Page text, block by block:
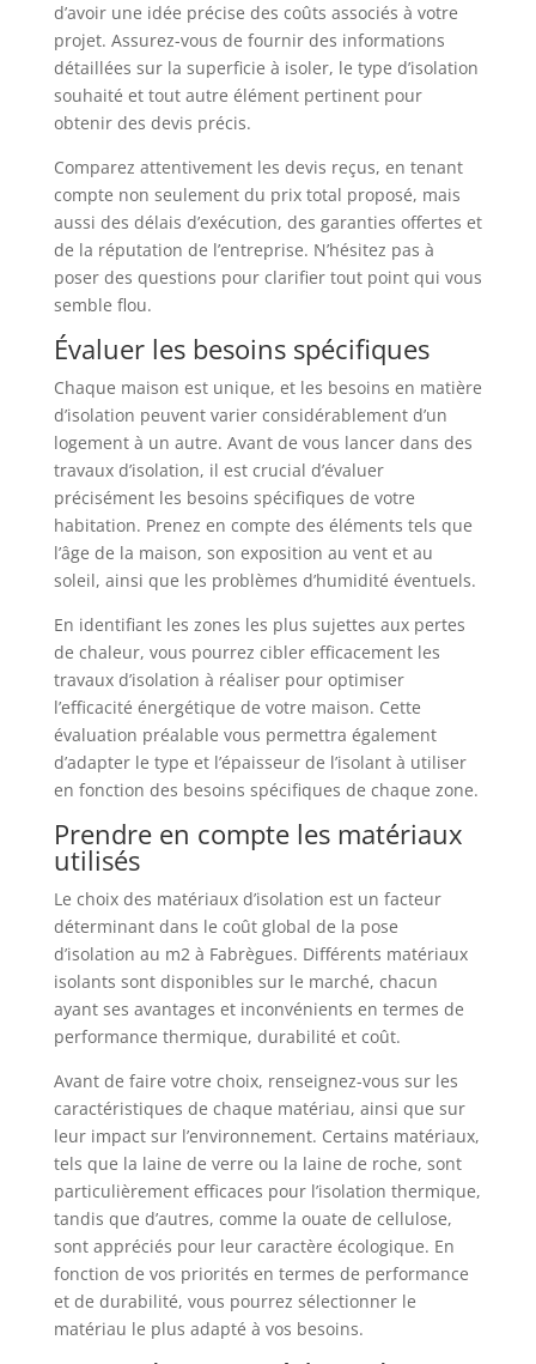
d’avoir une idée précise des coûts associés à votre
projet. Assurez-vous de fournir des informations
détaillées sur la superficie à isoler, le type d’isolation
souhaité et tout autre élément pertinent pour
obtenir des devis précis.
Comparez attentivement les devis reçus, en tenant
compte non seulement du prix total proposé, mais
aussi des délais d’exécution, des garanties offertes et
de la réputation de l’entreprise. N’hésitez pas à
poser des questions pour clarifier tout point qui vous
semble flou.
Évaluer les besoins spécifiques
Chaque maison est unique, et les besoins en matière
d’isolation peuvent varier considérablement d’un
logement à un autre. Avant de vous lancer dans des
travaux d’isolation, il est crucial d’évaluer
précisément les besoins spécifiques de votre
habitation. Prenez en compte des éléments tels que
l’âge de la maison, son exposition au vent et au
soleil, ainsi que les problèmes d’humidité éventuels.
En identifiant les zones les plus sujettes aux pertes
de chaleur, vous pourrez cibler efficacement les
travaux d’isolation à réaliser pour optimiser
l’efficacité énergétique de votre maison. Cette
évaluation préalable vous permettra également
d’adapter le type et l’épaisseur de l’isolant à utiliser
en fonction des besoins spécifiques de chaque zone.
Prendre en compte les matériaux
utilisés
Le choix des matériaux d’isolation est un facteur
déterminant dans le coût global de la pose
d’isolation au m2 à Fabrègues. Différents matériaux
isolants sont disponibles sur le marché, chacun
ayant ses avantages et inconvénients en termes de
performance thermique, durabilité et coût.
Avant de faire votre choix, renseignez-vous sur les
caractéristiques de chaque matériau, ainsi que sur
leur impact sur l’environnement. Certains matériaux,
tels que la laine de verre ou la laine de roche, sont
particulièrement efficaces pour l’isolation thermique,
tandis que d’autres, comme la ouate de cellulose,
sont appréciés pour leur caractère écologique. En
fonction de vos priorités en termes de performance
et de durabilité, vous pourrez sélectionner le
matériau le plus adapté à vos besoins.